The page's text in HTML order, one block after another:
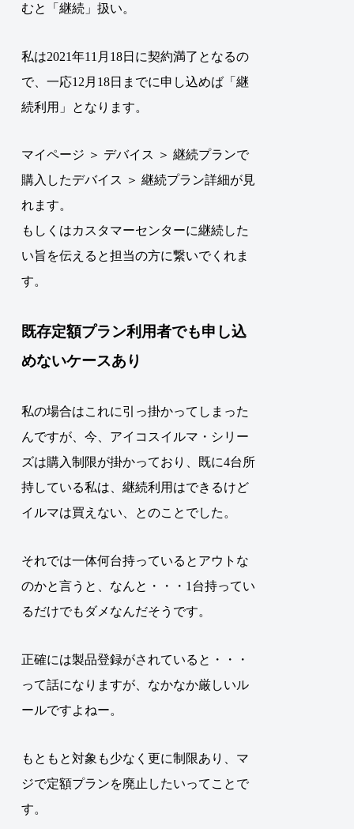
むと「継続」扱い。
私は2021年11月18日に契約満了となるの
で、一応12月18日までに申し込めば「継
続利用」となります。
マイページ ＞ デバイス ＞ 継続プランで
購入したデバイス ＞ 継続プラン詳細が見
れます。
もしくはカスタマーセンターに継続した
い旨を伝えると担当の方に繋いでくれま
す。
既存定額プラン利用者でも申し込
めないケースあり
私の場合はこれに引っ掛かってしまった
んですが、今、アイコスイルマ・シリー
ズは購入制限が掛かっており、既に4台所
持している私は、継続利用はできるけど
イルマは買えない、とのことでした。
それでは一体何台持っているとアウトな
のかと言うと、 なんと・・・1台持ってい
るだけでもダメなんだそうです。
正確には製品登録がされていると・・・
って話になりますが、なかなか厳しいル
ールですよねー。
もともと対象も少なく更に制限あり、マ
ジで定額プランを廃止したいってことで
す。